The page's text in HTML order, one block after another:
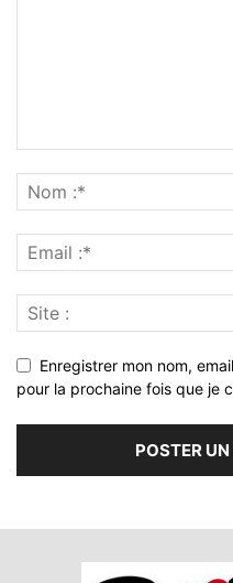
Enregistrer mon nom,
pour la prochaine fois que je